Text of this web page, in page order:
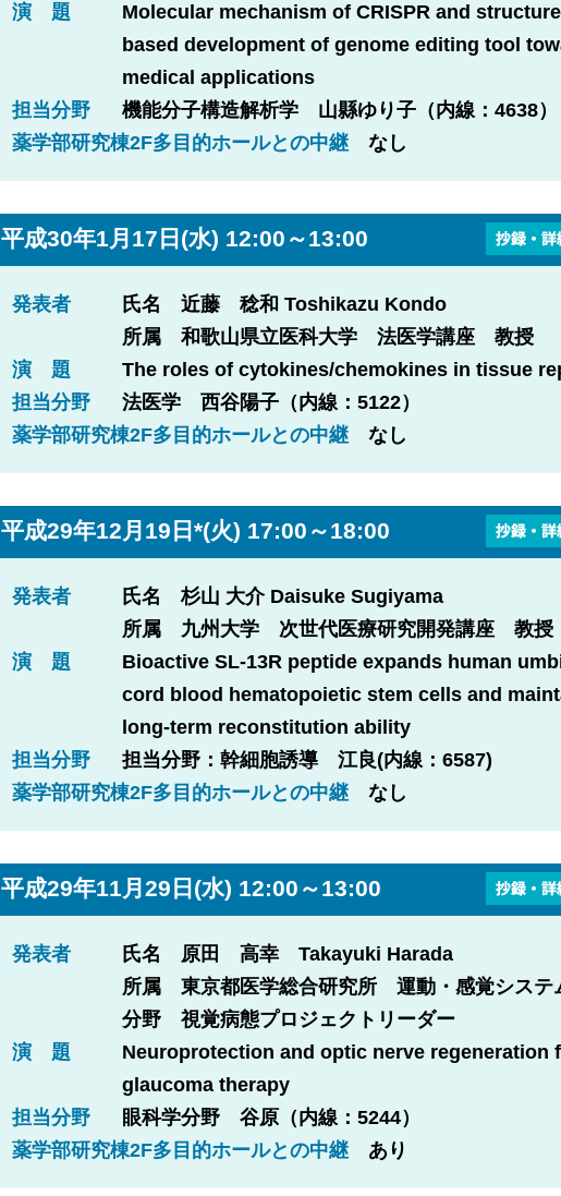
演 題
Molecular mechanism of CRISPR and
based development of genome editing tool
medical applications
担当分野
機能分子構造解析学 山縣ゆり子（内線：4638）
薬学部研究棟2F多目的ホールとの中継 なし
平成30年1月17日(水) 12:00～13:00
発表者
氏名 近藤 稔和 Toshikazu Kondo
所属 和歌山県立医科大学 法医学講座 教授
演 題
The roles of cytokines/chemokines in tissue
担当分野
法医学 西谷陽子（内線：5122）
薬学部研究棟2F多目的ホールとの中継 なし
平成29年12月19日*(火) 17:00～18:00
発表者
氏名 杉山 大介 Daisuke Sugiyama
所属 九州大学 次世代医療研究開発講座 教授
演 題
Bioactive SL-13R peptide expands human
cord blood hematopoietic stem cells and
long-term reconstitution ability
担当分野
担当分野：幹細胞誘導 江良(内線：6587)
薬学部研究棟2F多目的ホールとの中継 なし
平成29年11月29日(水) 12:00～13:00
発表者
氏名 原田 高幸 Takayuki Harada
所属 東京都医学総合研究所 運動・感覚システ
分野 視覚病態プロジェクトリーダー
演 題
Neuroprotection and optic nerve regeneration
glaucoma therapy
担当分野
眼科学分野 谷原（内線：5244）
薬学部研究棟2F多目的ホールとの中継 あり